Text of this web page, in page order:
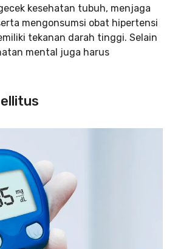
kesehatan tubuh, menjaga
mengonsumsi obat hipertensi
tekanan darah tinggi. Selain
mental juga harus